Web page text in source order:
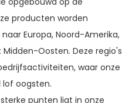
producten worden
Europa, Noord-Amerika,
Oosten. Deze regio's
waar onze
oogsten.
punten ligt in onze